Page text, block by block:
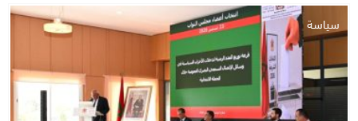
سياسة